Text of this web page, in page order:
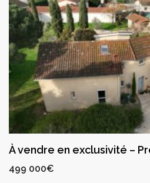
499 000€